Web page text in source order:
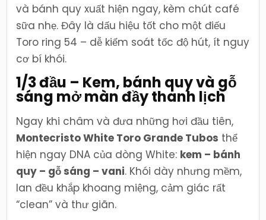
và bánh quy xuất hiện ngay, kèm chút café
sữa nhẹ. Đây là dấu hiệu tốt cho một điếu
Toro ring 54 – dễ kiểm soát tốc độ hút, ít nguy
cơ bí khói.
1/3 đầu – Kem, bánh quy và gỗ
sáng mở màn đầy thanh lịch
Ngay khi châm và đưa những hơi đầu tiên,
Montecristo White Toro Grande Tubos thể
hiện ngay DNA của dòng White: kem – bánh
quy – gỗ sáng – vani. Khói dày nhưng mềm,
lan đều khắp khoang miệng, cảm giác rất
“clean” và thư giãn.